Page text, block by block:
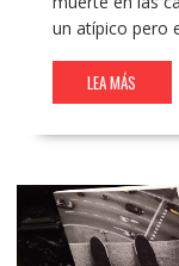
un atípico pero
LEA MÁS